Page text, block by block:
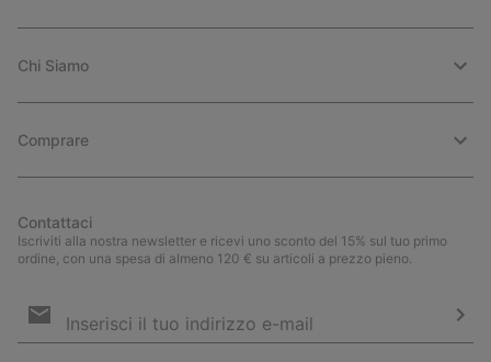
Chi Siamo
Comprare
Contattaci
Iscriviti alla nostra newsletter e ricevi uno sconto del 15% sul tuo primo
ordine, con una spesa di almeno 120 € su articoli a prezzo pieno.
e-